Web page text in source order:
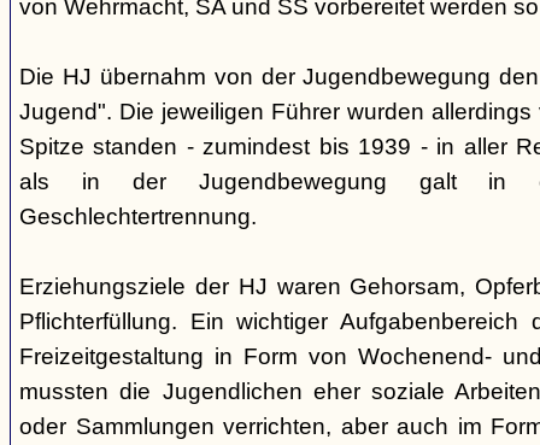
von Wehrmacht, SA und SS vorbereitet werden
Die HJ übernahm von der Jugendbewegung
Jugend". Die jeweiligen Führer wurden
Spitze standen - zumindest bis 1939 - in aller
als in der Jugendbewegung galt in
Geschlechtertrennung.
Erziehungsziele der HJ waren Gehorsam,
Pflichterfüllung. Ein wichtiger
Freizeitgestaltung in Form von Wochenend-
mussten die Jugendlichen eher soziale
oder Sammlungen verrichten, aber auch im